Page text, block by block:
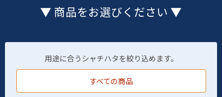
▼ 商品をお選びください ▼
用途に合うシャチハタを絞り込めます。
すべての商品